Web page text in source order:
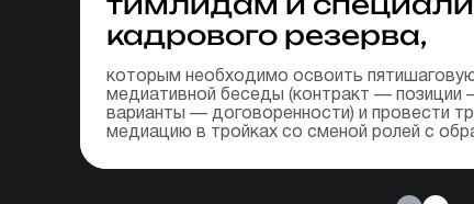
кадрового резерва,
которым необходимо освоить
медиативной беседы (контракт —
варианты — договоренности) и провести
медиацию в тройках со сменой ролей с